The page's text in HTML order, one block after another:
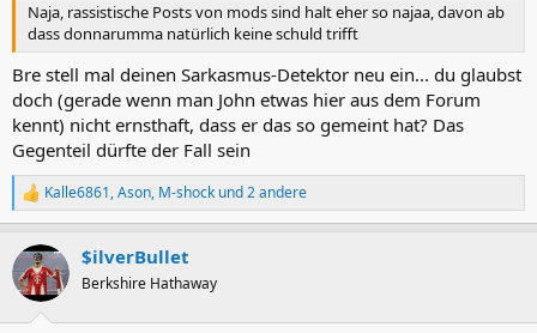
Naja, rassistische Posts von mods sind halt eher so najaa, davon ab
dass donnarumma natürlich keine schuld trifft
Bre stell mal deinen Sarkasmus-Detektor neu ein... du glaubst
doch (gerade wenn man John etwas hier aus dem Forum
kennt) nicht ernsthaft, dass er das so gemeint hat? Das
Gegenteil dürfte der Fall sein
R
e
k
t
i
Kalle6861,Ason, M-shock und 2 andere
$ilverBullet
Berkshire Hathaway